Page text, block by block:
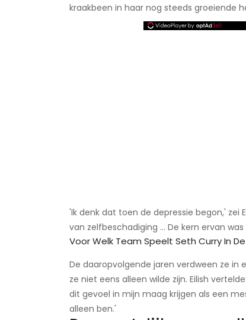
kraakbeen in haar nog steeds groeiende
'Ik denk dat toen de depressie begon,' zei
van zelfbeschadiging ... De kern ervan
Voor Welk Team Speelt Seth Curry In
De daaropvolgende jaren verdween ze
ze niet eens alleen wilde zijn. Eilish
dit gevoel in mijn maag krijgen als een
alleen ben.'